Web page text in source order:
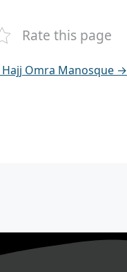
Rate this page
Hajj Omra Manosque →